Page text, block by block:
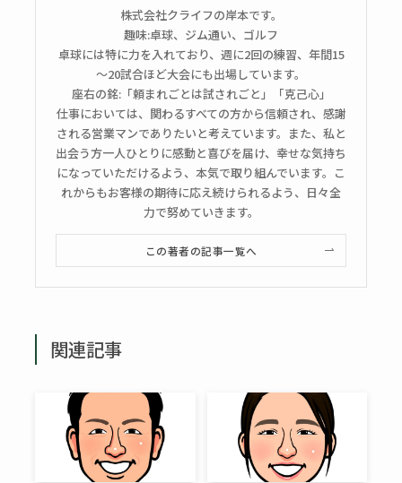
株式会社クライフの岸本です。
趣味:卓球、ジム通い、ゴルフ
卓球には特に力を入れており、週に2回の練習、年間15
～20試合ほど大会にも出場しています。
座右の銘:「頼まれごとは試されごと」「克己心」
仕事においては、関わるすべての方から信頼され、感謝
される営業マンでありたいと考えています。また、私と
出会う方一人ひとりに感動と喜びを届け、幸せな気持ち
になっていただけるよう、本気で取り組んでいます。こ
れからもお客様の期待に応え続けられるよう、日々全
力で努めていきます。
この著者の記事一覧へ
関連記事